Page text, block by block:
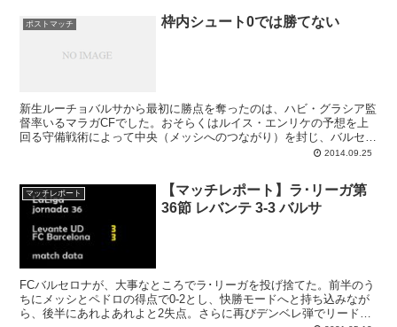
ポストマッチ 枠内シュート0では勝てない
新生ルーチョバルサから最初に勝点を奪ったのは、ハビ・グラシア監
督率いるマラガCFでした。おそらくはルイス・エンリケの予想を上
回る守備戦術によって中央（メッシへのつながり）を封じ、バルセロ
ナにチャンスを作らせなかったマラガ。バルサは結局枠内シュートが
的にプラスとなるのであれば悪くなかったということで。
2014.09.25
マッチレポート
【マッチレポート】ラ･リーガ第
36節 レバンテ 3-3 バルサ
FCバルセロナが、大事なところでラ･リーガを投げ捨てた。前半のう
ちにメッシとペドロの得点で0-2とし、快勝モードへと持ち込みなが
ら、後半にあれよあれよと2失点。さらに再びデンベレ弾でリードを